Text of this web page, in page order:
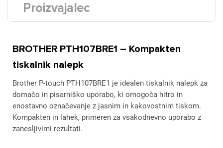
Proizvajalec
BROTHER PTH107BRE1 – Kompakten
tiskalnik nalepk
Brother P-touch PTH107BRE1 je idealen tiskalnik nalepk za
domačo in pisarniško uporabo, ki omogoča hitro in
enostavno označevanje z jasnim in kakovostnim tiskom.
Kompakten in lahek, primeren za vsakodnevno uporabo z
zanesljivimi rezultati.